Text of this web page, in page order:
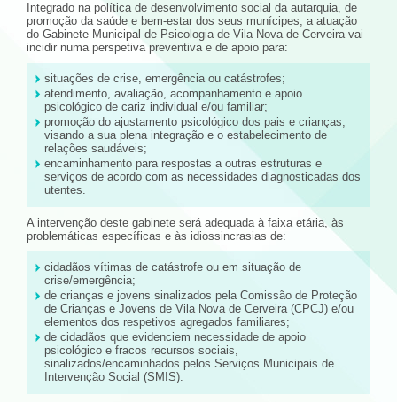
Integrado na política de desenvolvimento social da autarquia, de
promoção da saúde e bem-estar dos seus munícipes, a atuação
do Gabinete Municipal de Psicologia de Vila Nova de Cerveira vai
incidir numa perspetiva preventiva e de apoio para:
situações de crise, emergência ou catástrofes;
atendimento, avaliação, acompanhamento e apoio
psicológico de cariz individual e/ou familiar;
promoção do ajustamento psicológico dos pais e crianças,
visando a sua plena integração e o estabelecimento de
relações saudáveis;
encaminhamento para respostas a outras estruturas e
serviços de acordo com as necessidades diagnosticadas dos
utentes.
A intervenção deste gabinete será adequada à faixa etária, às
problemáticas específicas e às idiossincrasias de:
cidadãos vítimas de catástrofe ou em situação de
crise/emergência;
de crianças e jovens sinalizados pela Comissão de Proteção
de Crianças e Jovens de Vila Nova de Cerveira (CPCJ) e/ou
elementos dos respetivos agregados familiares;
de cidadãos que evidenciem necessidade de apoio
psicológico e fracos recursos sociais,
sinalizados/encaminhados pelos Serviços Municipais de
Intervenção Social (SMIS).